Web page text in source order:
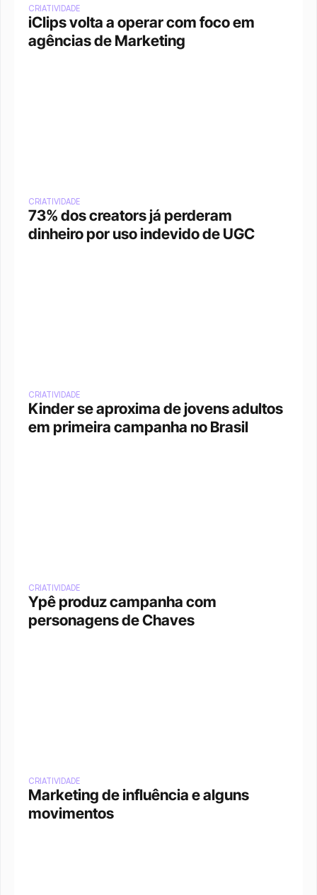
CRIATIVIDADE
iClips volta a operar com foco em
agências de Marketing
CRIATIVIDADE
73% dos creators já perderam
dinheiro por uso indevido de UGC
CRIATIVIDADE
Kinder se aproxima de jovens adultos
em primeira campanha no Brasil
CRIATIVIDADE
Ypê produz campanha com
personagens de Chaves
CRIATIVIDADE
Marketing de influência e alguns
movimentos